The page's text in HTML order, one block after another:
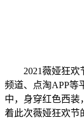
2021薇娅狂欢节
频道、点淘APP等
中，身穿红色西装
着此次薇娅狂欢节